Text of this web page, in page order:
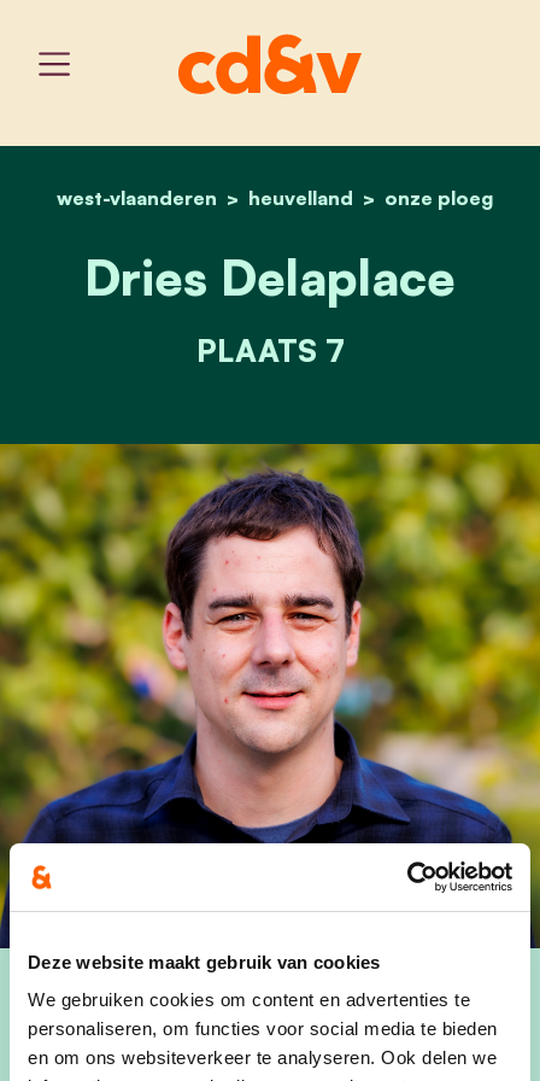
Deze website maakt gebruik van cookies
We gebruiken cookies om content en advertenties te
personaliseren, om functies voor social media te bieden
en om ons websiteverkeer te analyseren. Ook delen we
home
west-vlaanderen heuvelland onze ploeg
dries delaplace
Dries Delaplace
PLAATS 7